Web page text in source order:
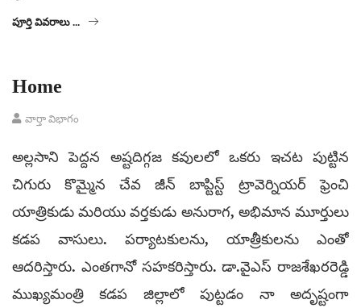
పూర్తి వివరాలు ...
Home
వార్తా విభాగం
అల్లసాని పెద్దన అష్టదిగ్గజ కవులలో ఒకరు ఇచట పుట్టిన
చిగురు కొమ్మైన చేవ జీన్ బాప్టిస్ట్ ట్రావెర్నియర్ ఫ్రెంచి
యాత్రికుడు మరియు వర్తకుడు అనురాగ, అభిమాన మూర్తులు
కడప వాసులు. పర్యాటకులను, యాత్రీకులను ఎంతో
ఆదరిస్తారు. ఎంతగానో సహకరిస్తారు. డా.వైఎస్ రాజశేఖరరెడ్డి​
ముఖ్యమంత్రి​ కడప జిల్లాలో పుట్టడం నా అదృష్టంగా